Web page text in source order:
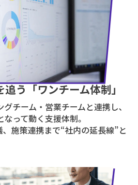
う「ワンチーム体制」
チーム・営業チームと連携し、
って動く支援体制。
施策連携まで“社内の延長線”と